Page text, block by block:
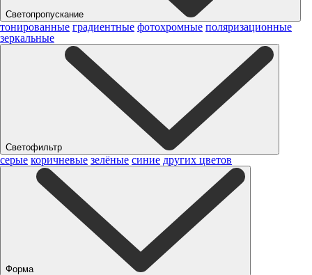
Светопропускание
тонированные градиентные фотохромные поляризационные
зеркальные
Светофильтр
серые коричневые зелёные синие других цветов
Форма